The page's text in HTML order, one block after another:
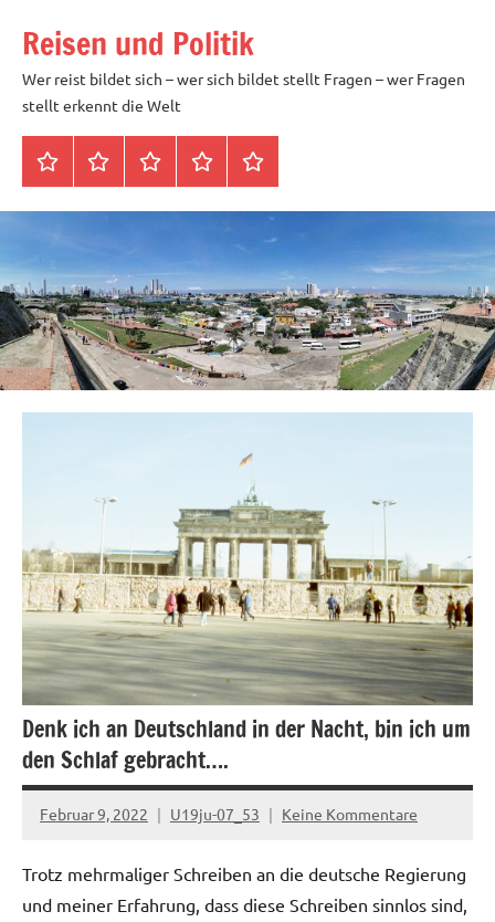
Inhalt
springen
Reisen und Politik
Wer reist bildet sich – wer sich bildet stellt Fragen – wer Fragen
stellt erkennt die Welt
StartseiteDatenschutz
Peter
Blöth
Impressum
Über
mich
Denk ich an Deutschland in der Nacht, bin ich um
den Schlaf gebracht….
Februar 9, 2022 U19ju-07_53 Keine Kommentare
Trotz mehrmaliger Schreiben an die deutsche Regierung
und meiner Erfahrung, dass diese Schreiben sinnlos sind,